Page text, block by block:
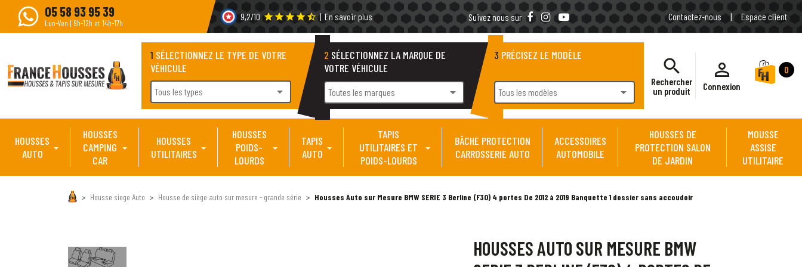
05 58 93 95 39
Lun-Ven | 9h-12h et 14h-17h
9,2/10 star starstarstarstar_half | En savoir plus Suivez nous sur Contactez-nous | Espace client
1 SÉLECTIONNEZ LE TYPE DE VOTRE
VÉHICULE
Tous les types arrow_drop_down
2 SÉLECTIONNEZ LA MARQUE DE
VOTRE VÉHICULE
Toutes les marques arrow_drop_down
3 PRÉCISEZ LE MODÈLE
Tous les modèles arrow_drop_down
search
Rechercher
un produit
person_outline
Connexion
0
HOUSSES
AUTO
HOUSSES
CAMPING
CAR
HOUSSES
UTILITAIRES
HOUSSES
POIDS-
LOURDS
TAPIS
AUTO
TAPIS
UTILITAIRES ET
POIDS-LOURDS
BÂCHE PROTECTION
CARROSSERIE AUTO
ACCESSOIRES
AUTOMOBILE
HOUSSES DE
PROTECTION SALON
DE JARDIN
MOUSSE
ASSISE
UTILITAIRE
Housse siege Auto Housse de siège auto sur mesure - grande série Housses Auto sur Mesure BMW SERIE 3 Berline (F30) 4 portes De 2012 à 2019 Banquette 1 dossier sans accoudoir
HOUSSES AUTO SUR MESURE BMW